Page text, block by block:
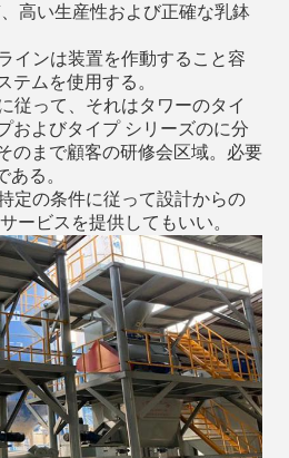
高い生産性および正確な乳鉢
インは装置を作動すること容
テムを使用する。
従って、それはタワーのタイ
およびタイプ シリーズのに分
のまで顧客の研修会区域。必要
る。
定の条件に従って設計からの
ービスを提供してもいい。